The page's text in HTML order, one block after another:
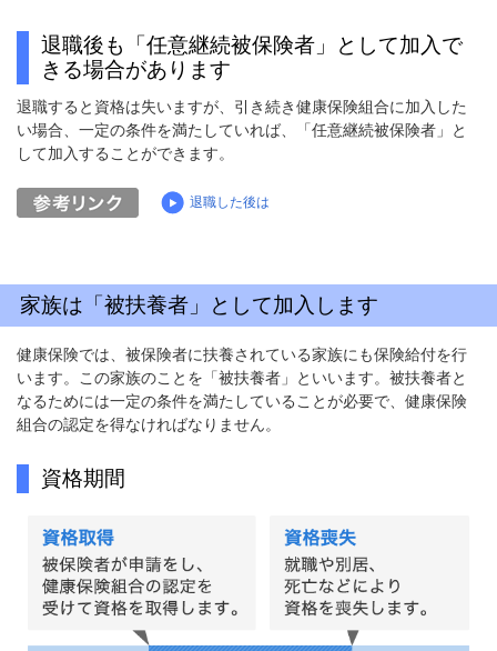
退職後も「任意継続被保険者」として加入で
きる場合があります
退職すると資格は失いますが、引き続き健康保険組合に加入した
い場合、一定の条件を満たしていれば、「任意継続被保険者」と
して加入することができます。
退職した後は
家族は「被扶養者」として加入します
健康保険では、被保険者に扶養されている家族にも保険給付を行
います。この家族のことを「被扶養者」といいます。被扶養者と
なるためには一定の条件を満たしていることが必要で、健康保険
組合の認定を得なければなりません。
資格期間